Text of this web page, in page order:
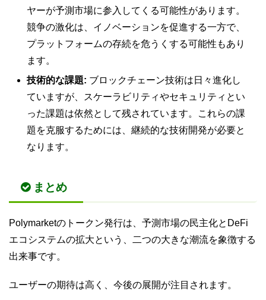
ヤーが予測市場に参入してくる可能性があります。
競争の激化は、イノベーションを促進する一方で、
プラットフォームの存続を危うくする可能性もあり
ます。
技術的な課題: ブロックチェーン技術は日々進化し
ていますが、スケーラビリティやセキュリティとい
った課題は依然として残されています。これらの課
題を克服するためには、継続的な技術開発が必要と
なります。
まとめ
Polymarketのトークン発行は、予測市場の民主化とDeFi
エコシステムの拡大という、二つの大きな潮流を象徴する
出来事です。
ユーザーの期待は高く、今後の展開が注目されます。